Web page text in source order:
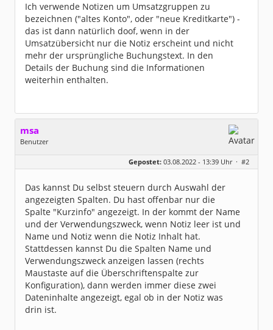
Ich verwende Notizen um Umsatzgruppen zu
bezeichnen ("altes Konto", oder "neue Kreditkarte") -
das ist dann natürlich doof, wenn in der
Umsatzübersicht nur die Notiz erscheint und nicht
mehr der ursprüngliche Buchungstext. In den
Details der Buchung sind die Informationen
weiterhin enthalten.
msa
Benutzer
Alter:
63
Dabei seit:
03 / 2007
Gepostet: 03.08.2022 - 13:39 Uhr · #2
Das kannst Du selbst steuern durch Auswahl der
angezeigten Spalten. Du hast offenbar nur die
Spalte "Kurzinfo" angezeigt. In der kommt der Name
und der Verwendungszweck, wenn Notiz leer ist und
Name und Notiz wenn die Notiz Inhalt hat.
Stattdessen kannst Du die Spalten Name und
Verwendungszweck anzeigen lassen (rechts
Maustaste auf die Überschriftenspalte zur
Konfiguration), dann werden immer diese zwei
Dateninhalte angezeigt, egal ob in der Notiz was
drin ist.